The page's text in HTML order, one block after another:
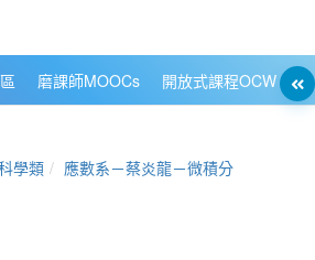
磨課師MOOCs 開放式課程OCW
學類
應數系－蔡炎龍－微積分